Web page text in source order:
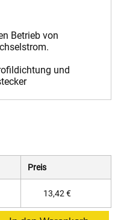
Betrieb von
und
Preis
13,42 €